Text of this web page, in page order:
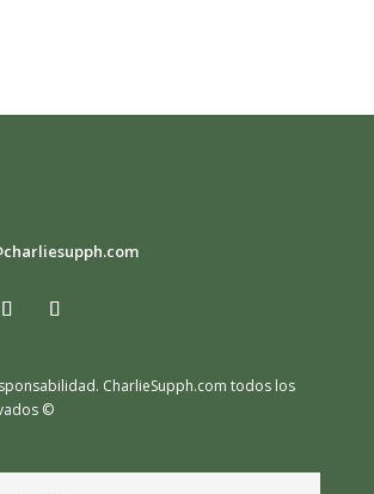
CharlieSupph.com todos los
©